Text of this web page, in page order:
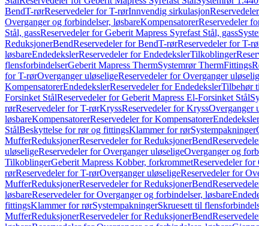
BendT-rørReservedeler for T-rørInnvendig sirkulasjon
Overganger og forbindelser, løsbareKompensatorerReservedeler
Stål, gassReservedeler for Geberit Mapress Syrefast Stål, gass
ReduksjonerBendReservedeler for BendT-rørReservedeler for T-
løsbareEndedekslerReservedeler for EndedekslerTilkoblinger
flensforbindelserGeberit Mapress ThermSystemrør ThermFittings
for T-rørOverganger uløseligeReservedeler for Overganger
KompensatorerEndedekslerReservedeler for EndedekslerTilbehør
Forsinket StålReservedeler for Geberit Mapress El-Forsinket Stål
rørReservedeler for T-rørKryssReservedeler for KryssOverganger
løsbareKompensatorerReservedeler for KompensatorerEndedeksler
StålBeskyttelse for rør og fittingsKlammer for rørSystempakninger
MufferReduksjonerReservedeler for ReduksjonerBend
uløseligeReservedeler for Overganger uløseligeOverganger og
TilkoblingerGeberit Mapress Kobber, forkrommetReservedeler
rørReservedeler for T-rørOverganger uløseligeReservedeler for
MufferReduksjonerReservedeler for ReduksjonerBend
løsbareReservedeler for Overganger og forbindelser, løsbare
fittingsKlammer for rørSystempakningerSkruesett til
MufferReduksjonerReservedeler for ReduksjonerBend